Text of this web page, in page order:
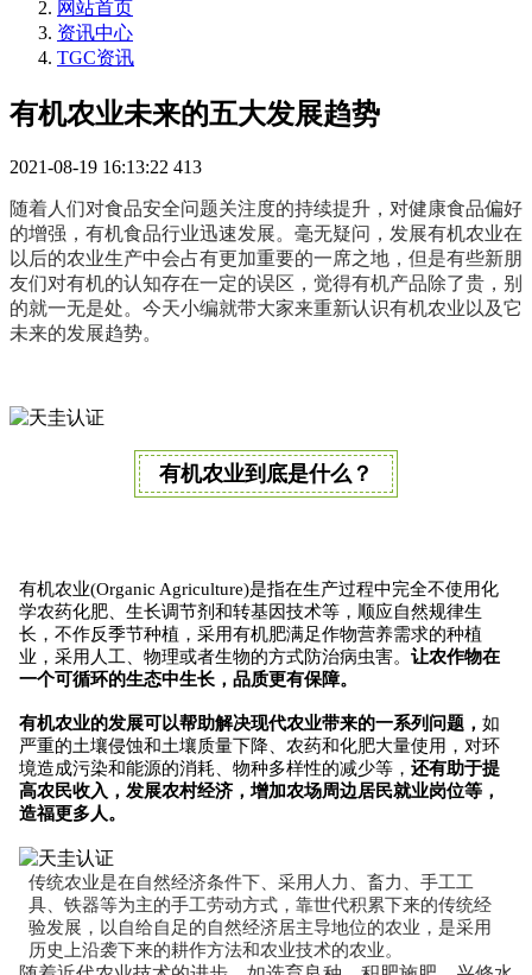
网站首页
资讯中心
TGC资讯
有机农业未来的五大发展趋势
2021-08-19 16:13:22 413
随着人们对食品安全问题关注度的持续提升，对健康食品偏好
的增强，有机食品行业迅速发展。毫无疑问，发展有机农业在
以后的农业生产中会占有更加重要的一席之地，但是有些新朋
友们对有机的认知存在一定的误区，觉得有机产品除了贵，别
的就一无是处。今天小编就带大家来重新认识有机农业以及它
未来的发展趋势。
有机农业到底是什么？
有机农业(Organic Agriculture)是指在生产过程中完全不使用化
学农药化肥、生长调节剂和转基因技术等，顺应自然规律生
长，不作反季节种植，采用有机肥满足作物营养需求的种植
业，采用人工、物理或者生物的方式防治病虫害。 让农作物在
一个可循环的生态中生长，品质更有保障。
有机农业的发展可以帮助解决现代农业带来的一系列问题， 如
严重的土壤侵蚀和土壤质量下降、农药和化肥大量使用，对环
境造成污染和能源的消耗、物种多样性的减少等， 还有助于提
高农民收入，发展农村经济，增加农场周边居民就业岗位等，
造福更多人。
传统农业是在自然经济条件下、采用人力、畜力、手工工
具、铁器等为主的手工劳动方式，靠世代积累下来的传统经
验发展，以自给自足的自然经济居主导地位的农业，是采用
历史上沿袭下来的耕作方法和农业技术的农业。